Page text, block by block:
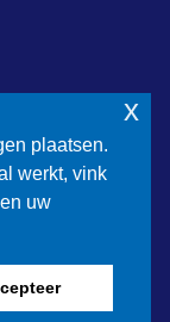
plaatsen.
werkt, vink
uw
x